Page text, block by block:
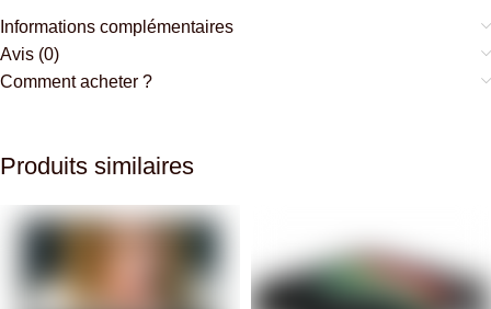
Informations complémentaires
Avis (0)
Comment acheter ?
Produits similaires